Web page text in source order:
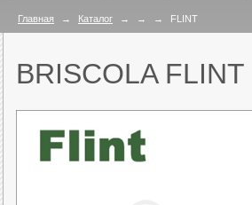
Главная → Каталог → → → FLINT
BRISCOLA FLINT